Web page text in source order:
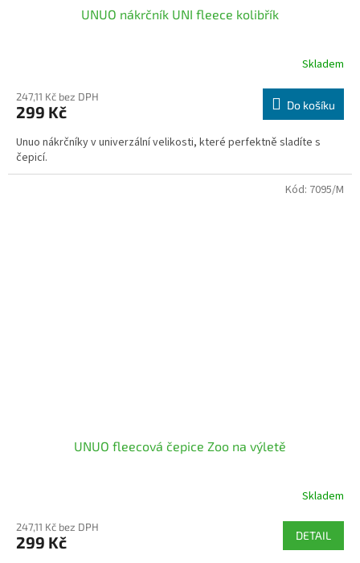
UNUO nákrčník UNI fleece kolibřík
Skladem
247,11 Kč bez DPH
299 Kč Do košíku
Unuo nákrčníky v univerzální velikosti, které perfektně sladíte s
čepicí.
UNUO fleecová čepice Zoo na výletě
Skladem
247,11 Kč bez DPH
299 Kč DETAIL
Kód: 7095/M